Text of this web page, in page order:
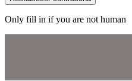
Only fill in if you are not human